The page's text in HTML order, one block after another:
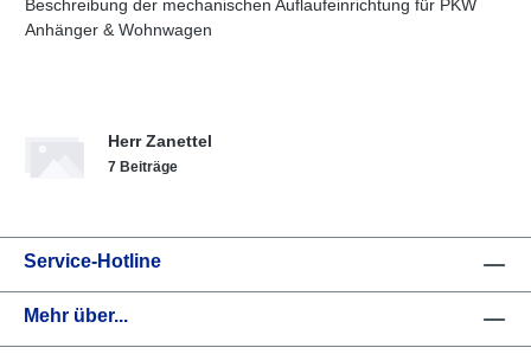
Beschreibung der mechanischen Auflaufeinrichtung für PKW
Anhänger & Wohnwagen
Herr Zanettel
7 Beiträge
Service-Hotline
Mehr über...